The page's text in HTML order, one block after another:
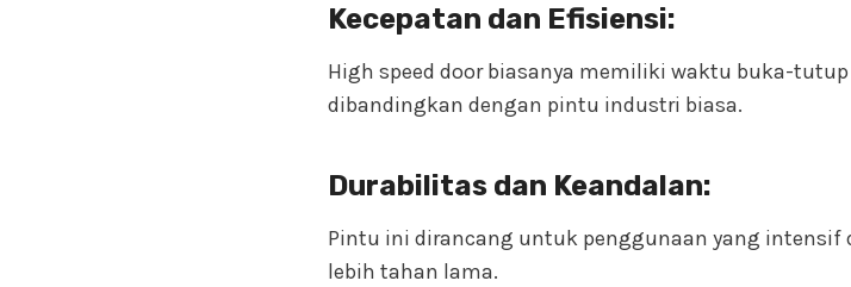
Kecepatan dan Efisiensi:
High speed door biasanya memiliki waktu buka-
dibandingkan dengan pintu industri biasa.
Durabilitas dan Keandalan:
Pintu ini dirancang untuk penggunaan yang intensif
lebih tahan lama.